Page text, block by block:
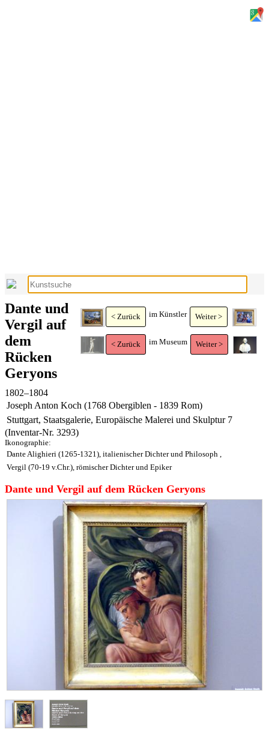
< Zurück im Künstler Weiter >
< Zurück im Museum Weiter >
Dante und
Vergil auf
dem
Rücken
Geryons
1802–1804
Joseph Anton Koch (1768 Obergiblen - 1839 Rom)
Stuttgart, Staatsgalerie, Europäische Malerei und Skulptur 7
(Inventar-Nr. 3293)
Ikonographie:
Dante Alighieri (1265-1321), italienischer Dichter und Philosoph ,
Vergil (70-19 v.Chr.), römischer Dichter und Epiker
Dante und Vergil auf dem Rücken Geryons